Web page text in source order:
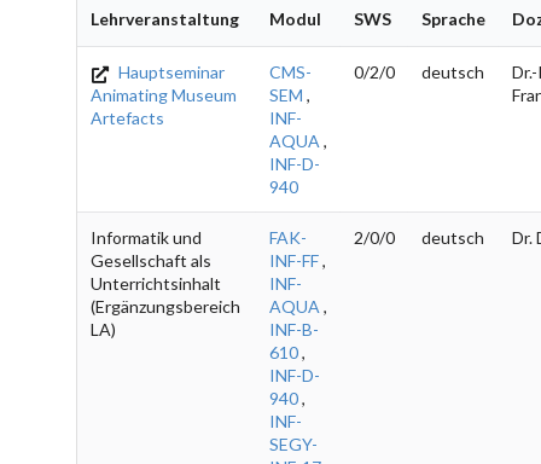
Lehrveranstaltung Modul SWS Sprache
Hauptseminar
Animating Museum
Artefacts
CMS-
SEM ,
INF-
AQUA,
INF-D-
940
0/2/0 deutsch
Informatik und
Gesellschaft als
Unterrichtsinhalt
(Ergänzungsbereich
LA)
FAK-
INF-FF,
INF-
AQUA,
INF-B-
610,
INF-D-
940,
INF-
SEGY-
2/0/0 deutsch Dr.